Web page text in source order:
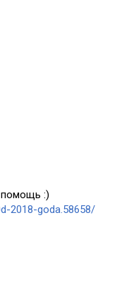
помощь :)
2018-goda.58658/